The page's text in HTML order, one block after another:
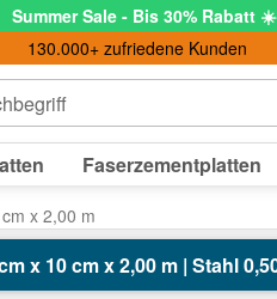
Summer Sale - Bis 30% Rabatt
130.000+ zufriedene Kunden
Faserzementplatten
x 2,00 m
x 10 cm x 2,00 m | Stahl